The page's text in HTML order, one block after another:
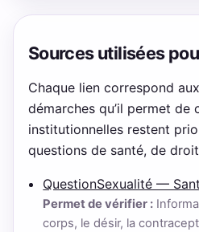
Sources utilisées
Chaque lien correspond
démarches qu’il permet de
institutionnelles restent
questions de santé, de
QuestionSexualité —
Permet de vérifier :
corps, le désir, la